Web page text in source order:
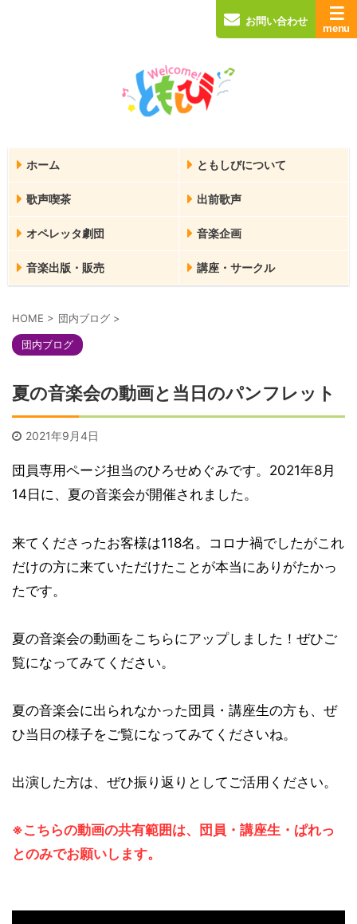
お問い合わせ
ホーム ともしびについて
歌声喫茶 出前歌声
オペレッタ劇団 音楽企画
音楽出版・販売 講座・サークル
HOME > 団内ブログ >
団内ブログ
夏の音楽会の動画と当日のパンフレット
2021年9月4日
団員専用ページ担当のひろせめぐみです。2021年8月
14日に、夏の音楽会が開催されました。
来てくださったお客様は118名。コロナ禍でしたがこれ
だけの方に来ていただけたことが本当にありがたかっ
たです。
夏の音楽会の動画をこちらにアップしました！ぜひご
覧になってみてください。
夏の音楽会に出られなかった団員・講座生の方も、ぜ
ひ当日の様子をご覧になってみてくださいね。
出演した方は、ぜひ振り返りとしてご活用ください。
※こちらの動画の共有範囲は、団員・講座生・ぱれっ
とのみでお願いします。